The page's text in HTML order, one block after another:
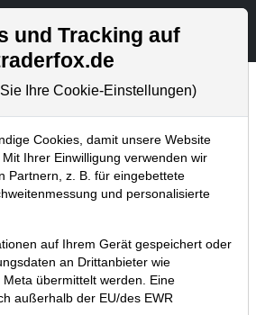
Aktien- und Artikelsuche
Volkswagen:
Elektro-Offensive
| P. Uhlschmied
und Tracking auf
Ihre Cookie-Einstellungen)
Cookies, damit unsere Website
Ihrer Einwilligung verwenden wir
Partnern, z. B. für eingebettete
und personalisierte
auf Ihrem Gerät gespeichert oder
an Drittanbieter wie
übermittelt werden. Eine
außerhalb der EU/des EWR